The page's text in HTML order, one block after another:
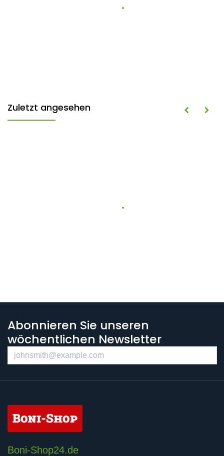
Zuletzt angesehen
Abonnieren Sie unseren
wöchentlichen Newsletter
Boni-Shop24.de